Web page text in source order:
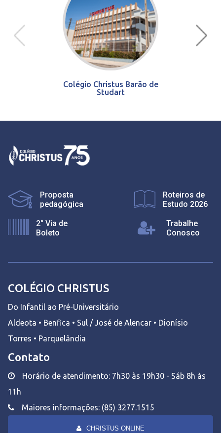
Colégio Christus Barão de
Studart
Proposta
pedagógica
Roteiros de
Estudo 2026
2° Via de
Boleto
Trabalhe
Conosco
COLÉGIO CHRISTUS
Do Infantil ao Pré-Universitário
Aldeota • Benfica • Sul / José de Alencar • Dionísio
Torres • Parquelândia
Contato
Horário de atendimento: 7h30 às 19h30 - Sáb 8h às
11h
Maiores informações: (85) 3277.1515
CHRISTUS ONLINE